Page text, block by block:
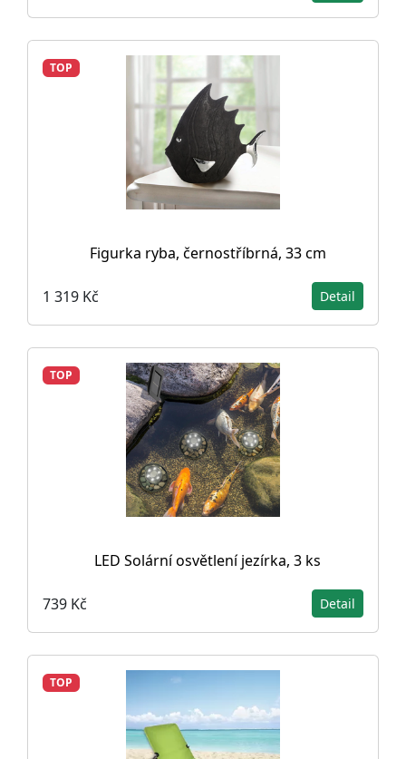
TOP
Figurka ryba, černostříbrná, 33 cm
1 319 Kč Detail
TOP
LED Solární osvětlení jezírka, 3 ks
739 Kč Detail
TOP